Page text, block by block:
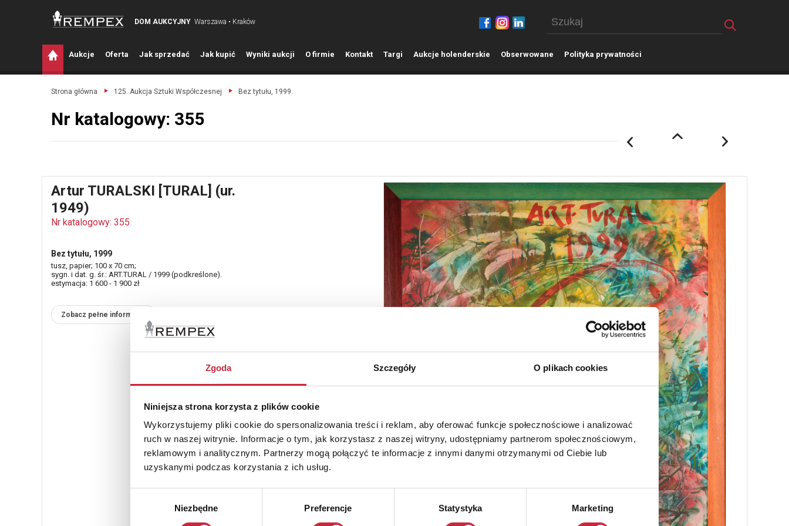
Zgoda Szczegóły O plikach cookies
Niniejsza strona korzysta z plików cookie
Wykorzystujemy pliki cookie do spersonalizowania treści i reklam, aby oferować funkcje społecznościowe i analizować
ruch w naszej witrynie. Informacje o tym, jak korzystasz z naszej witryny, udostępniamy partnerom społecznościowym,
reklamowym i analitycznym. Partnerzy mogą połączyć te informacje z innymi danymi otrzymanymi od Ciebie lub
uzyskanymi podczas korzystania z ich usług.
Niezbędne Preferencje Statystyka Marketing
DOM AUKCYJNY Warszawa • Kraków
Aukcje Oferta Jak sprzedać Jak kupić Wyniki aukcji O firmie Kontakt Targi Aukcje holenderskie Obserwowane Polityka prywatności
Strona główna 125. Aukcja Sztuki Współczesnej Bez tytułu, 1999.
Nr katalogowy: 355
Artur TURALSKI [TURAL] (ur.
1949)
Nr katalogowy: 355
Bez tytułu, 1999
tusz, papier; 100 x 70 cm;
sygn. i dat. g. śr.: ART.TURAL / 1999 (podkreślone).
estymacja: 1 600 - 1 900 zł
Zobacz pełne informacje